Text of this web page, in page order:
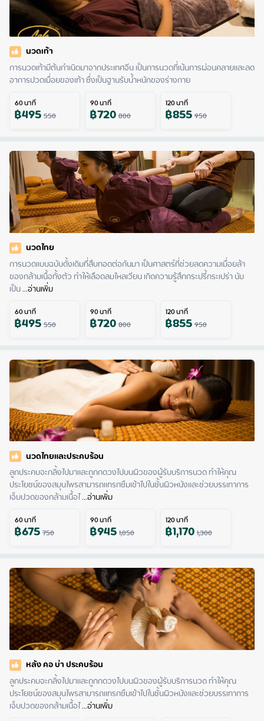
นวดเท้า
การนวดเท้ามีต้นกำเนิดมาจากประเทศจีน เป็นการนวดที่เน้นการผ่อนคลายและลด
อาการปวดเมื่อยของเท้า ซึ่งเป็นฐานรับน้ำหนักของร่างกาย
60นาที
฿495550
90นาที
฿720800
120นาที
฿855950
นวดไทย
การนวดแบบฉบับดั้งเดิมที่สืบทอดต่อกันมา เป็นศาสตร์ที่ช่วยลดความเมื่อยล้า
ของกล้ามเนื้อทั้งตัว ทำให้เลือดลมไหลเวียน เกิดความรู้สึกกระปรี้กระเปร่า นับ
เป็น ...อ่านเพิ่ม
60นาที
฿495550
90นาที
฿720800
120นาที
฿855950
นวดไทยและประคบร้อน
ลูกประคบจะกลิ้งไปมาและถูกกดวงไปบนผิวของผู้รับบริการนวด ทำให้คุณ
ประโยชน์ของสมุนไพรสามารถแทรกซึมเข้าไปในชั้นผิวหนังและช่วยบรรเทาการ
เจ็บปวดของกล้ามเนื้อไ ...อ่านเพิ่ม
60นาที
฿675750
90นาที
฿9451,050
120นาที
฿1,1701,300
หลัง คอ บ่า ประคบร้อน
ลูกประคบจะกลิ้งไปมาและถูกกดวงไปบนผิวของผู้รับบริการนวด ทำให้คุณ
ประโยชน์ของสมุนไพรสามารถแทรกซึมเข้าไปในชั้นผิวหนังและช่วยบรรเทาการ
เจ็บปวดของกล้ามเนื้อไ ...อ่านเพิ่ม